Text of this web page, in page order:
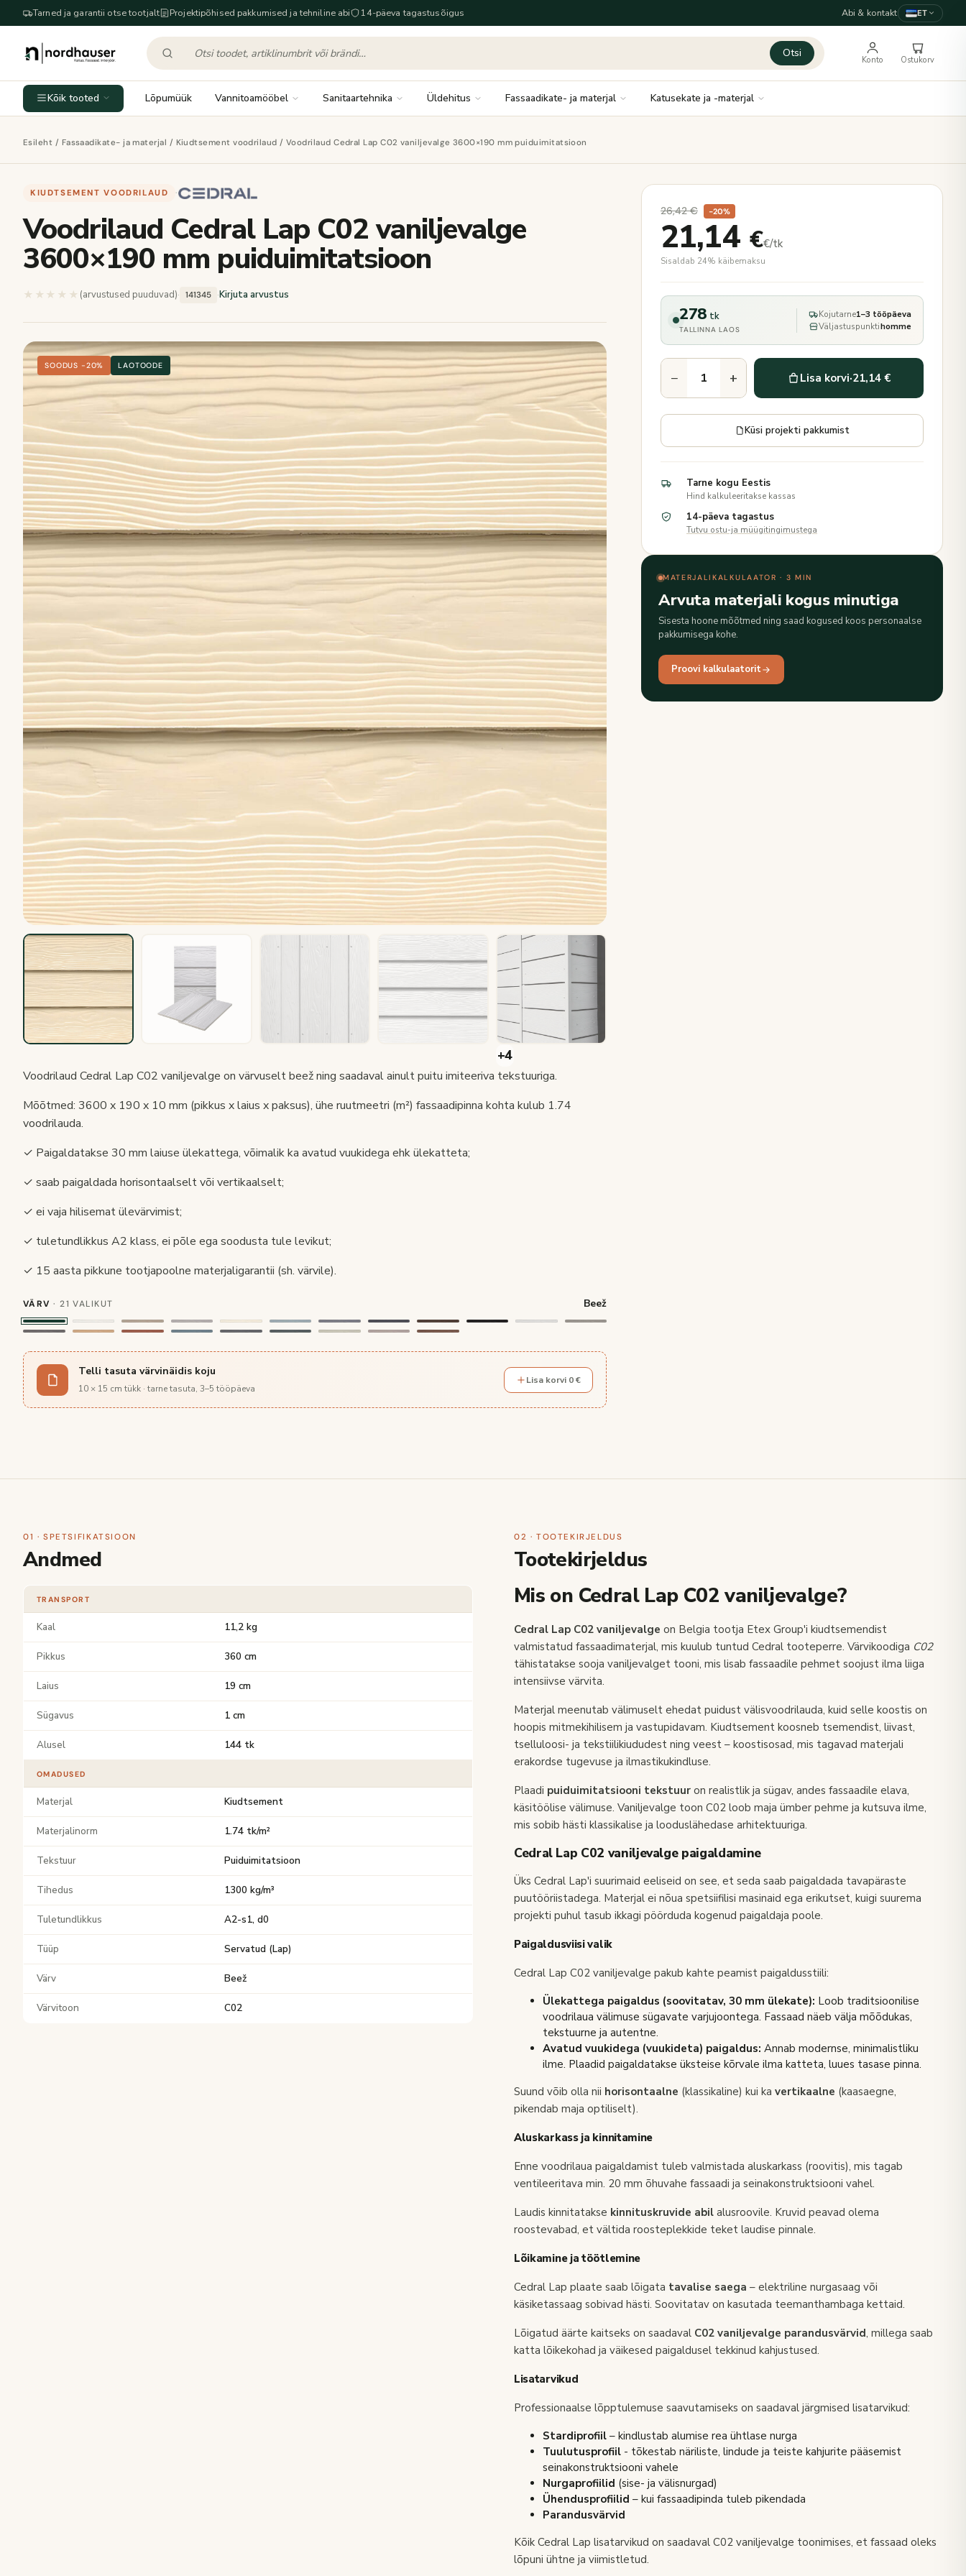
Tarned ja garantii otse tootjalt Projektipõhised pakkumised ja tehniline abi 14-päeva tagastusõigus Abi & kontakt ET
Otsi
Konto Ostukorv
Kõik tooted Lõpumüük Vannitoamööbel Sanitaartehnika Üldehitus Fassaadikate- ja materjal Katusekate ja -materjal
Esileht / Fassaadikate- ja materjal / Kiudtsement voodrilaud / Voodrilaud Cedral Lap C02 vaniljevalge 3600×190 mm puiduimitatsioon
KIUDTSEMENT VOODRILAUD ·
Voodrilaud Cedral Lap C02 vaniljevalge
3600×190 mm puiduimitatsioon
★★★★★ ★★★★★
(arvustused puuduvad)· 141345 ·Kirjuta arvustus
SOODUS −20% LAOTOODE
Voodrilaud Cedral Lap C02 vaniljevalge on värvuselt beež ning saadaval ainult puitu imiteeriva tekstuuriga.
Mõõtmed: 3600 x 190 x 10 mm (pikkus x laius x paksus), ühe ruutmeetri (m²) fassaadipinna kohta kulub 1.74
voodrilauda.
✓ Paigaldatakse 30 mm laiuse ülekattega, võimalik ka avatud vuukidega ehk ülekatteta;
✓ saab paigaldada horisontaalselt või vertikaalselt;
✓ ei vaja hilisemat ülevärvimist;
✓ tuletundlikkus A2 klass, ei põle ega soodusta tule levikut;
✓ 15 aasta pikkune tootjapoolne materjaligarantii (sh. värvile).
VÄRV · 21 VALIKUT Beež
Telli tasuta värvinäidis koju
10 × 15 cm tükk · tarne tasuta, 3–5 tööpäeva
Lisa korvi 0 €
26,42€ −20%
21,14 €€/tk
Sisaldab 24% käibemaksu
278 tk
TALLINNA LAOS
Kojutarne1–3 tööpäeva
Väljastuspunktihomme
− + Lisa korvi·21,14 €
Küsi projekti pakkumist
Tarne kogu Eestis
Hind kalkuleeritakse kassas
14-päeva tagastus
Tutvu ostu-ja müügitingimustega
MATERJALIKALKULAATOR · 3 MIN
Arvuta materjali kogus minutiga
Sisesta hoone mõõtmed ning saad kogused koos personaalse
pakkumisega kohe.
Proovi kalkulaatorit
01 · SPETSIFIKATSIOON
Andmed
TRANSPORT
Kaal 11,2 kg
Pikkus 360 cm
Laius 19 cm
Sügavus 1 cm
Alusel 144 tk
OMADUSED
Materjal Kiudtsement
Materjalinorm 1.74 tk/m²
Tekstuur Puiduimitatsioon
Tihedus 1300 kg/m³
Tuletundlikkus A2-s1, d0
Tüüp Servatud (Lap)
Värv Beež
Värvitoon C02
02 · TOOTEKIRJELDUS
Tootekirjeldus
Mis on Cedral Lap C02 vaniljevalge?
Cedral Lap C02 vaniljevalge on Belgia tootja Etex Group'i kiudtsemendist
valmistatud fassaadimaterjal, mis kuulub tuntud Cedral tooteperre. Värvikoodiga C02
tähistatakse sooja vaniljevalget tooni, mis lisab fassaadile pehmet soojust ilma liiga
intensiivse värvita.
Materjal meenutab välimuselt ehedat puidust välisvoodrilauda, kuid selle koostis on
hoopis mitmekihilisem ja vastupidavam. Kiudtsement koosneb tsemendist, liivast,
tselluloosi- ja tekstiilikiududest ning veest – koostisosad, mis tagavad materjali
erakordse tugevuse ja ilmastikukindluse.
Plaadi puiduimitatsiooni tekstuuron realistlik ja sügav, andes fassaadile elava,
käsitöölise välimuse. Vaniljevalge toon C02 loob maja ümber pehme ja kutsuva ilme,
mis sobib hästi klassikalise ja looduslähedase arhitektuuriga.
Cedral Lap C02 vaniljevalge paigaldamine
Üks Cedral Lap'i suurimaid eeliseid on see, et seda saab paigaldada tavapäraste
puutööriistadega. Materjal ei nõua spetsiifilisi masinaid ega erikutset, kuigi suurema
projekti puhul tasub ikkagi pöörduda kogenud paigaldaja poole.
Paigaldusviisi valik
Cedral Lap C02 vaniljevalge pakub kahte peamist paigaldusstiili:
Ülekattega paigaldus (soovitatav, 30 mm ülekate): Loob traditsioonilise
voodrilaua välimuse sügavate varjujoontega. Fassaad näeb välja mõõdukas,
tekstuurne ja autentne.
Avatud vuukidega (vuukideta) paigaldus: Annab modernse, minimalistliku
ilme. Plaadid paigaldatakse üksteise kõrvale ilma katteta, luues tasase pinna.
Suund võib olla nii horisontaalne (klassikaline) kui ka vertikaalne (kaasaegne,
pikendab maja optiliselt).
Aluskarkass ja kinnitamine
Enne voodrilaua paigaldamist tuleb valmistada aluskarkass (roovitis), mis tagab
ventileeritava min. 20 mm õhuvahe fassaadi ja seinakonstruktsiooni vahel.
Laudis kinnitatakse kinnituskruvide abilalusroovile. Kruvid peavad olema
roostevabad, et vältida roosteplekkide teket laudise pinnale.
Lõikamine ja töötlemine
Cedral Lap plaate saab lõigata tavalise saega – elektriline nurgasaag või
käsiketassaag sobivad hästi. Soovitatav on kasutada teemanthambaga kettaid.
Lõigatud äärte kaitseks on saadaval C02 vaniljevalge parandusvärvid, millega saab
katta lõikekohad ja väikesed paigaldusel tekkinud kahjustused.
Lisatarvikud
Professionaalse lõpptulemuse saavutamiseks on saadaval järgmised lisatarvikud:
Stardiprofiil– kindlustab alumise rea ühtlase nurga
Tuulutusprofiil- tõkestab näriliste, lindude ja teiste kahjurite pääsemist
seinakonstruktsiooni vahele
Nurgaprofiilid (sise- ja välisnurgad)
Ühendusprofiilid – kui fassaadipinda tuleb pikendada
Parandusvärvid
Kõik Cedral Lap lisatarvikud on saadaval C02 vaniljevalge toonimises, et fassaad oleks
lõpuni ühtne ja viimistletud.